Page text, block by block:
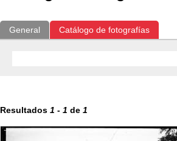
General Catálogo de fotografías
Resultados 1 - 1 de 1